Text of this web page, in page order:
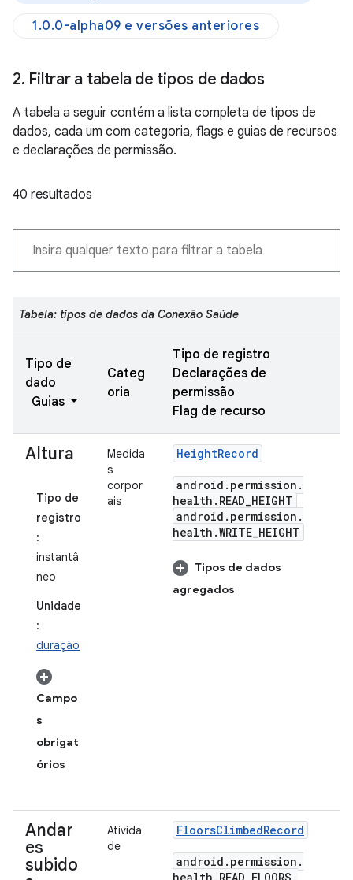
1.0.0-alpha09 e versões anteriores
2. Filtrar a tabela de tipos de dados
A tabela a seguir contém a lista completa de tipos de
dados, cada um com categoria, flags e guias de recursos
e declarações de permissão.
40 resultados
Tabela: tipos de dados da Conexão Saúde
Tipo de
dado
Guias
Categ
oria
Tipo de registro
Declarações de
permissão
Flag de recurso
Altura
Tipo de
registro
:
instantâ
neo
Unidade
:
duração
Campo
s
obrigat
órios
Medida
s
corpor
ais
HeightRecord
android . permission .
health . READ_HEIGHT
android . permission .
health .WRITE_HEIGHT
Tipos de dados
agregados
Andar
es
subido
Ativida
de
FloorsClimbedRecord
android . permission .